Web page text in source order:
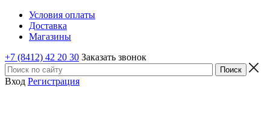
Условия оплаты
Доставка
Магазины
+7 (8412) 42 20 30 Заказать звонок
Вход Регистрация